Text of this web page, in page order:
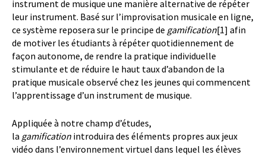
instrument de musique une manière alternative de répéter
leur instrument. Basé sur l’improvisation musicale en ligne,
ce système reposera sur le principe de gamification[1] afin
de motiver les étudiants à répéter quotidiennement de
façon autonome, de rendre la pratique individuelle
stimulante et de réduire le haut taux d’abandon de la
pratique musicale observé chez les jeunes qui commencent
l’apprentissage d’un instrument de musique.
Appliquée à notre champ d’études,
la gamification introduira des éléments propres aux jeux
vidéo dans l’environnement virtuel dans lequel les élèves